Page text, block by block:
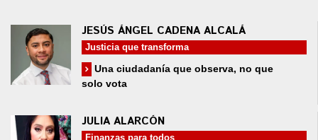
JESÚS ÁNGEL CADENA ALCALÁ
Justicia que transforma
Una ciudadanía que observa, no que
solo vota
JULIA ALARCÓN
Finanzas para todos